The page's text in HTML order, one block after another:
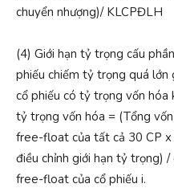
chuyển nhượng)/ KLCPĐLH
(4) Giới hạn tỷ trọng cấu
phiếu chiếm tỷ trọng quá lớn
cổ phiếu có tỷ trọng vốn hóa
tỷ trọng vốn hóa = (Tổng
free-float của tất cả 30 CP x
điều chỉnh giới hạn tỷ trọng)
free-float của cổ phiếu i.